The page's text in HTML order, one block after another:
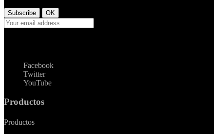
Facebook
Twitter
YouTube
Productos
Productos